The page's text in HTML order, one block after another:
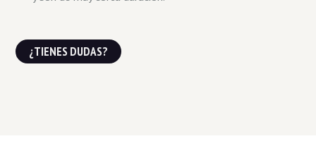
¿TIENES DUDAS?